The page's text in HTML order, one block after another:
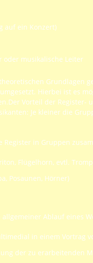
auf ein Konzert)
musikalische Leiter
Grundlagen
Hierbei ist es
Vorteil der
Je kleiner die
in Gruppen
Flügelhorn, evtl.
Posaunen, Hörner)
Ablauf eines
in einem Vortrag
der zu erarbeitenden